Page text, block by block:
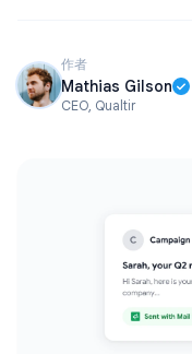
作者
Mathias Gilson
CEO, Qualtir